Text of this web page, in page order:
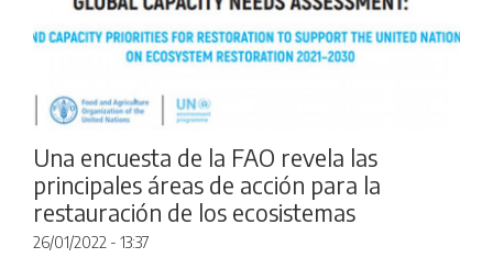
Una encuesta de la FAO revela las
principales áreas de acción para la
restauración de los ecosistemas
26/01/2022 - 13:37